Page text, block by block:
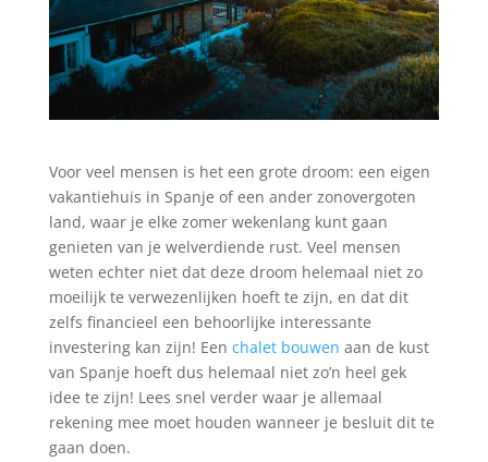
Voor veel mensen is het een grote droom: een eigen
vakantiehuis in Spanje of een ander zonovergoten
land, waar je elke zomer wekenlang kunt gaan
genieten van je welverdiende rust. Veel mensen
weten echter niet dat deze droom helemaal niet zo
moeilijk te verwezenlijken hoeft te zijn, en dat dit
zelfs financieel een behoorlijke interessante
investering kan zijn! Een chalet bouwen aan de kust
van Spanje hoeft dus helemaal niet zo’n heel gek
idee te zijn! Lees snel verder waar je allemaal
rekening mee moet houden wanneer je besluit dit te
gaan doen.